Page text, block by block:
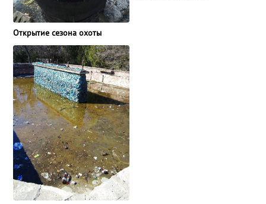
Открытие сезона охоты